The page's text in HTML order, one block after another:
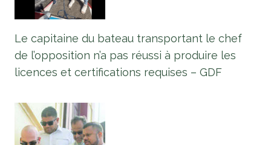
Le capitaine du bateau transportant le chef
de l’opposition n’a pas réussi à produire les
licences et certifications requises – GDF